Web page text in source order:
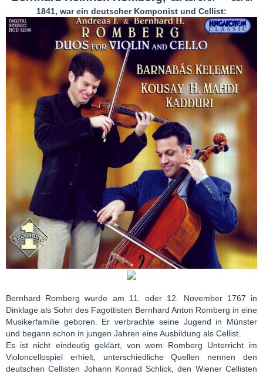
1841, war ein deutscher Komponist und Cellist:
Bernhard Romberg wurde am 11. oder 12. November 1767 in
Dinklage als Sohn des Fagottisten Bernhard Anton Romberg in eine
Musikerfamilie geboren. Er verbrachte seine Jugend in Münster
und begann schon in jungen Jahren eine Ausbildung als Cellist.
Es ist nicht eindeutig geklärt, von wem Romberg Unterricht im
Violoncellospiel erhielt, unterschiedliche Quellen nennen den
deutschen Cellisten Johann Konrad Schlick, den Wiener Cellisten